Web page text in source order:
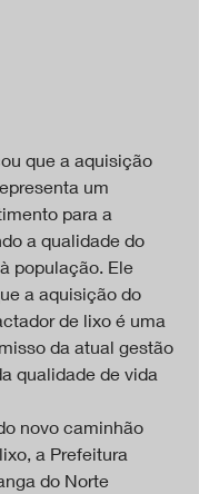
que a aquisição
um
para a
a qualidade do
população. Ele
a aquisição do
de lixo é uma
da atual gestão
qualidade de vida
novo caminhão
a Prefeitura
do Norte